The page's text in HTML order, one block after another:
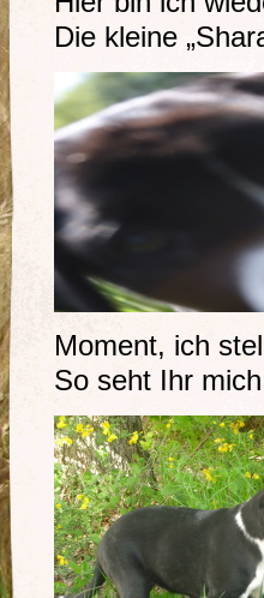
Die kleine
Moment, ich
So seht Ihr